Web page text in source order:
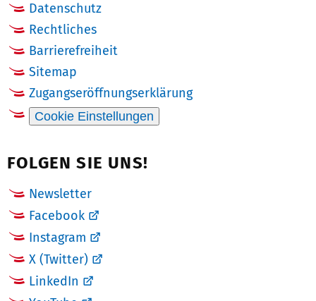
Datenschutz
Rechtliches
Barrierefreiheit
Sitemap
Zugangseröffnungserklärung
Cookie Einstellungen
FOLGEN SIE UNS!
Newsletter
Facebook
Instagram
X (Twitter)
LinkedIn